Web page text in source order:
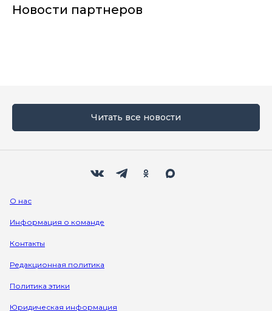
Новости партнеров
Читать все новости
О нас
Информация о команде
Контакты
Редакционная политика
Политика этики
Юридическая информация